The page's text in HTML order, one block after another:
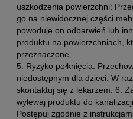
uszkodzenia powierzchni:
go na niewidocznej części
powoduje on odbarwień lub
produktu na powierzchniach,
przeznaczone.
5. Ryzyko połknięcia:
niedostępnym dla dzieci. W
skontaktuj się z lekarzem. 6.
wylewaj produktu do
Postępuj zgodnie z